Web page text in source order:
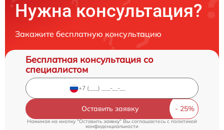
Нужна консультация?
Закажите бесплатную консультацию
Бесплатная консультация со
специалистом
Оставить заявку
Нажимая на кнопку "Оставить заявку" Вы соглашаетесь cполитикой
конфиденциальности